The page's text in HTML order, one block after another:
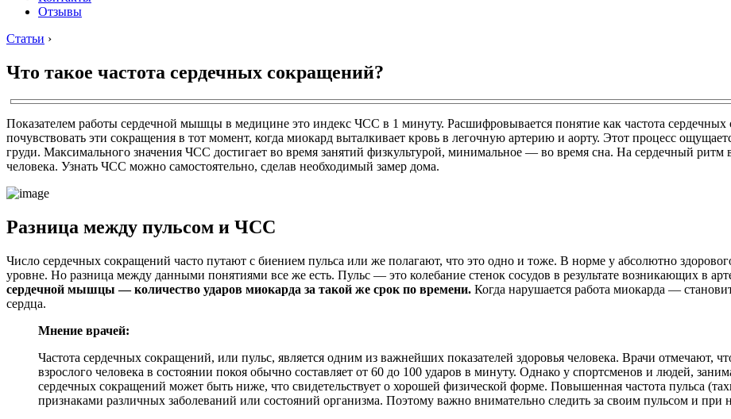
Отзывы
Статьи ›
Что такое частота сердечных сокращений?
Показателем работы сердечной мышцы в медицине это индекс ЧСС в 1 минуту. Расшифровывается понятие как частота сердечных
почувствовать эти сокращения в тот момент, когда миокард выталкивает кровь в легочную артерию и аорту. Этот процесс
груди. Максимального значения ЧСС достигает во время занятий физкультурой, минимальное — во время сна. На сердечный ритм
человека. Узнать ЧСС можно самостоятельно, сделав необходимый замер дома.
Разница между пульсом и ЧСС
Число сердечных сокращений часто путают с биением пульса или же полагают, что это одно и тоже. В норме у абсолютно
уровне. Но разница между данными понятиями все же есть. Пульс — это колебание стенок сосудов в результате возникающих в
сердечной мышцы — количество ударов миокарда за такой же срок по времени. Когда нарушается работа миокарда —
сердца.
Мнение врачей:
Частота сердечных сокращений, или пульс, является одним из важнейших показателей здоровья человека. Врачи отмечают,
взрослого человека в состоянии покоя обычно составляет от 60 до 100 ударов в минуту. Однако у спортсменов и людей,
сердечных сокращений может быть ниже, что свидетельствует о хорошей физической форме. Повышенная частота пульса
признаками различных заболеваний или состояний организма. Поэтому важно внимательно следить за своим пульсом и при